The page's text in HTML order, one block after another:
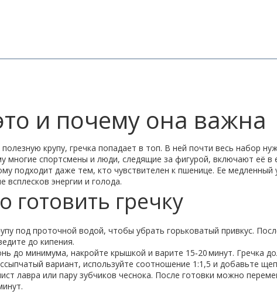
и почему она важна
крупу, гречка попадает в топ. В ней почти весь набор
многие спортсмены и люди, следящие за фигурой, включают её в
подходит даже тем, кто чувствителен к пшенице. Ее
всплесков энергии и голода.
готовить гречку
под проточной водой, чтобы убрать горьковатый привкус.
до кипения.
до минимума, накройте крышкой и варите 15‑20 минут. Гречка
вариант, используйте соотношение 1:1,5 и добавьте
лавра или пару зубчиков чеснока. После готовки можно